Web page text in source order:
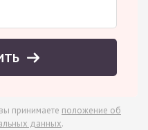
принимаете положение об
данных.